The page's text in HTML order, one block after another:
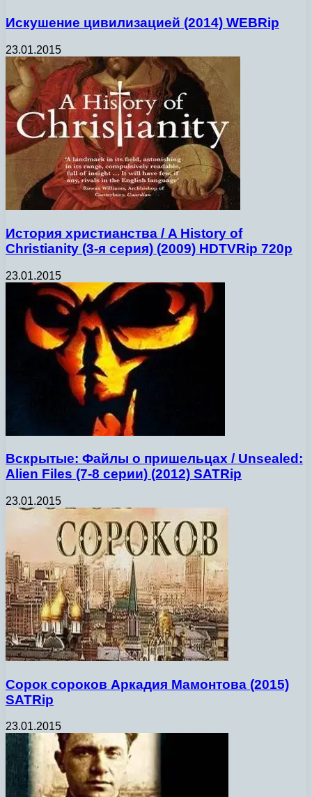
Искушение цивилизацией (2014) WEBRip
23.01.2015
История христианства / A History of
Christianity (3-я серия) (2009) HDTVRip 720p
23.01.2015
Вскрытые: Файлы о пришельцах / Unsealed:
Alien Files (7-8 серии) (2012) SATRip
23.01.2015
Сорок сороков Аркадия Мамонтова (2015)
SATRip
23.01.2015